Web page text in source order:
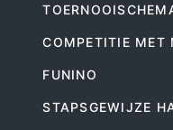
COMPETITIE MET
FUNINO
STAPSGEWIJZE